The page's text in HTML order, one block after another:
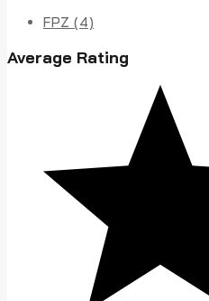
FPZ(4)
Average Rating